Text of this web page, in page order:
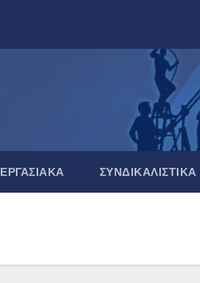
ΕΡΓΑΣΙΑΚΆ ΣΥΝΔΙΚΑΛΙΣΤΙΚΆ